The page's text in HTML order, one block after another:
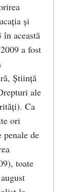
şi
această
a fost
Ştiinţă
ale
Ca
ori
penale de
toate